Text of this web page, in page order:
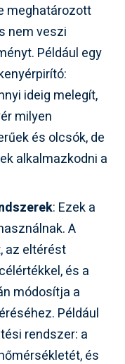
meghatározott
nem veszi
Például egy
ideig melegít,
milyen
és olcsók, de
alkalmazkodni a
: Ezek a
A
az eltérést
és a
módosítja a
Például
rendszer: a
és